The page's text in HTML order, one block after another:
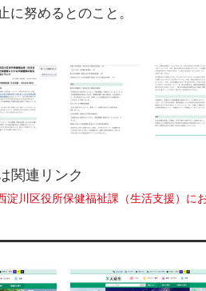
に努めるとのこと。
関連リンク
川区役所保健福祉課（生活支援）に